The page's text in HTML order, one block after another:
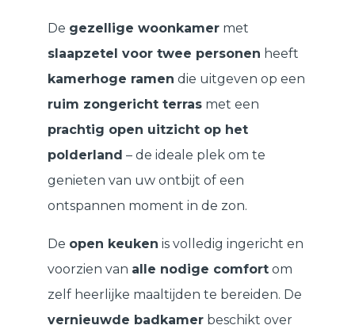
De gezellige woonkamer met
slaapzetel voor twee personen heeft
kamerhoge ramen die uitgeven op een
ruim zongericht terras met een
prachtig open uitzicht op het
polderland – de ideale plek om te
genieten van uw ontbijt of een
ontspannen moment in de zon.
De open keuken is volledig ingericht en
voorzien van alle nodige comfort om
zelf heerlijke maaltijden te bereiden. De
vernieuwde badkamer beschikt over